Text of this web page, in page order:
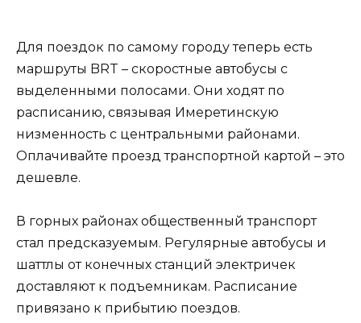
Для поездок по самому городу теперь есть
маршруты BRT – скоростные автобусы с
выделенными полосами. Они ходят по
расписанию, связывая Имеретинскую
низменность с центральными районами.
Оплачивайте проезд транспортной картой – это
дешевле.
В горных районах общественный транспорт
стал предсказуемым. Регулярные автобусы и
шаттлы от конечных станций электричек
доставляют к подъемникам. Расписание
привязано к прибытию поездов.